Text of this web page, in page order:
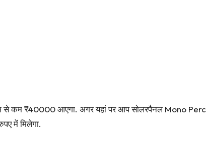
से कम ₹40000 आएगा. अगर यहां पर आप सोलरपैनल Mono
में मिलेगा.